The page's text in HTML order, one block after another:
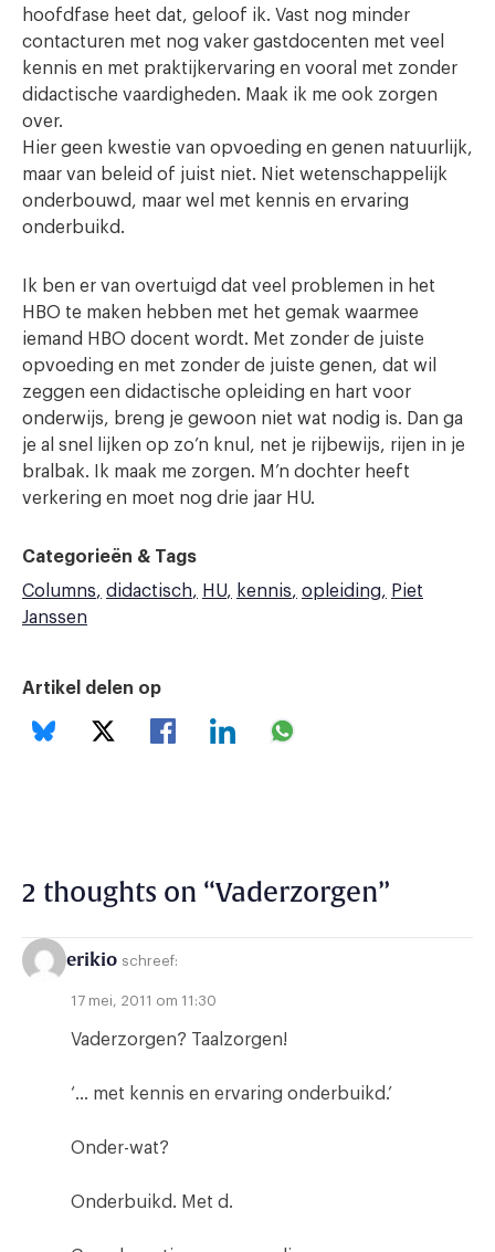
hoofdfase heet dat, geloof ik. Vast nog minder
contacturen met nog vaker gastdocenten met veel
kennis en met praktijkervaring en vooral met zonder
didactische vaardigheden. Maak ik me ook zorgen
over.
Hier geen kwestie van opvoeding en genen natuurlijk,
maar van beleid of juist niet. Niet wetenschappelijk
onderbouwd, maar wel met kennis en ervaring
onderbuikd.
Ik ben er van overtuigd dat veel problemen in het
HBO te maken hebben met het gemak waarmee
iemand HBO docent wordt. Met zonder de juiste
opvoeding en met zonder de juiste genen, dat wil
zeggen een didactische opleiding en hart voor
onderwijs, breng je gewoon niet wat nodig is. Dan ga
je al snel lijken op zo’n knul, net je rijbewijs, rijen in je
bralbak. Ik maak me zorgen. M’n dochter heeft
verkering en moet nog drie jaar HU.
Categorieën & Tags
Columns
didactisch HU kennis opleiding
Piet
Janssen
Artikel delen op
2 thoughts on “Vaderzorgen”
erikio schreef:
17 mei, 2011 om 11:30
Vaderzorgen? Taalzorgen!
‘… met kennis en ervaring onderbuikd.’
Onder-wat?
Onderbuikd. Met d.